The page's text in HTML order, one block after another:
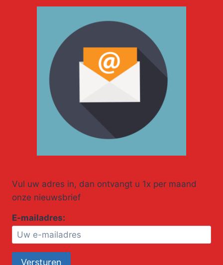
Vul uw adres in, dan ontvangt u 1x per maand
onze nieuwsbrief
E-mailadres: